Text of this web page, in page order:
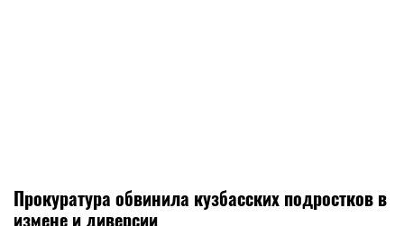
Прокуратура обвинила кузбасских подростков в
измене и диверсии